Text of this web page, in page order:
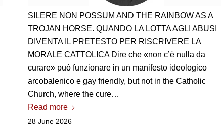
SILERE NON POSSUM AND THE RAINBOW AS A
TROJAN HORSE. QUANDO LA LOTTA AGLI ABUSI
DIVENTA IL PRETESTO PER RISCRIVERE LA
MORALE CATTOLICA Dire che «non c’è nulla da
curare» può funzionare in un manifesto ideologico
arcobalenico e gay friendly, but not in the Catholic
Church, where the cure…
Read more
28 June 2026